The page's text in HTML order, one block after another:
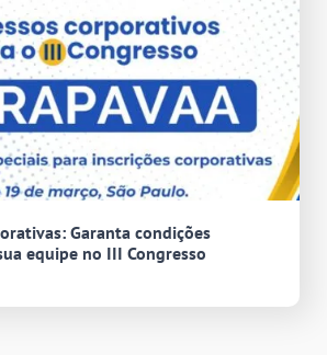
Garanta condições
equipe no III Congresso